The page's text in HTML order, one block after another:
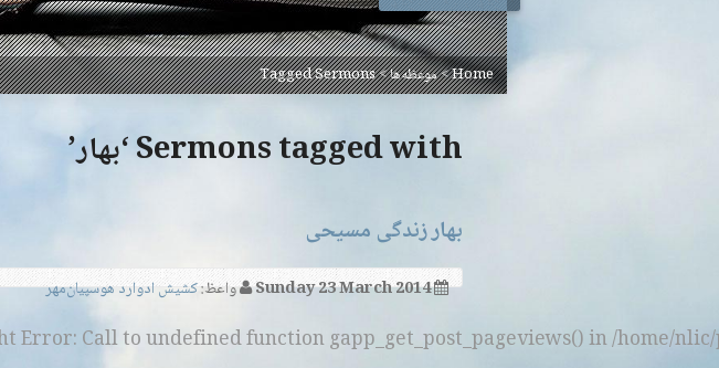
Home
>موعظه‌ها>
Tagged Sermons
Sermons tagged with ‘بهار’
بهار زند‌‌‌گی مسیحی
Sunday 23 March 2014 واعظ:کشیش ادوارد هوسپیان‌مهر
Error: Call to undefined function gapp_get_post_pageviews() in /